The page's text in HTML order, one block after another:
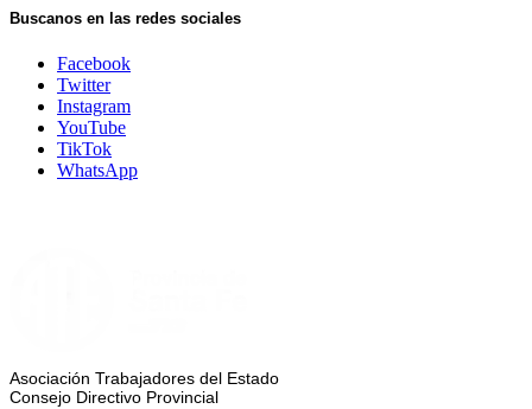
Buscanos en las redes sociales
Facebook
Twitter
Instagram
YouTube
TikTok
WhatsApp
Asociación Trabajadores del Estado
Consejo Directivo Provincial